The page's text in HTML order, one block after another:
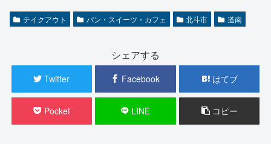
テイクアウト パン・スイーツ・カフェ 北斗市 道南
シェアする
Twitter Facebook はてブ
Pocket LINE コピー